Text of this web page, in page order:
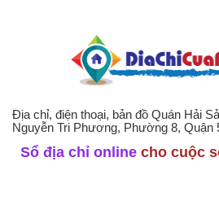
Địa chỉ, điện thoại, bản đồ Quán Hải
Nguyễn Tri Phương, Phường 8, Quận
Sổ địa chỉ online cho cuộc